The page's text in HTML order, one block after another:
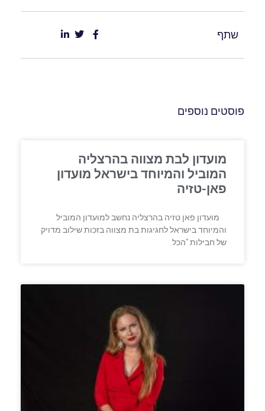
שתף
פוסטים נוספים
מועדון לבת מצווה בהרצליה
המוביל והמיוחד בישראל מועדון
פאן-טזיה
מועדון פאן טזיה בהרצליה נחשב למועדון המוביל
והמיוחד בישראל לחגיגות בת מצווה בזכות שילוב מדויק
של חבילות "הכל